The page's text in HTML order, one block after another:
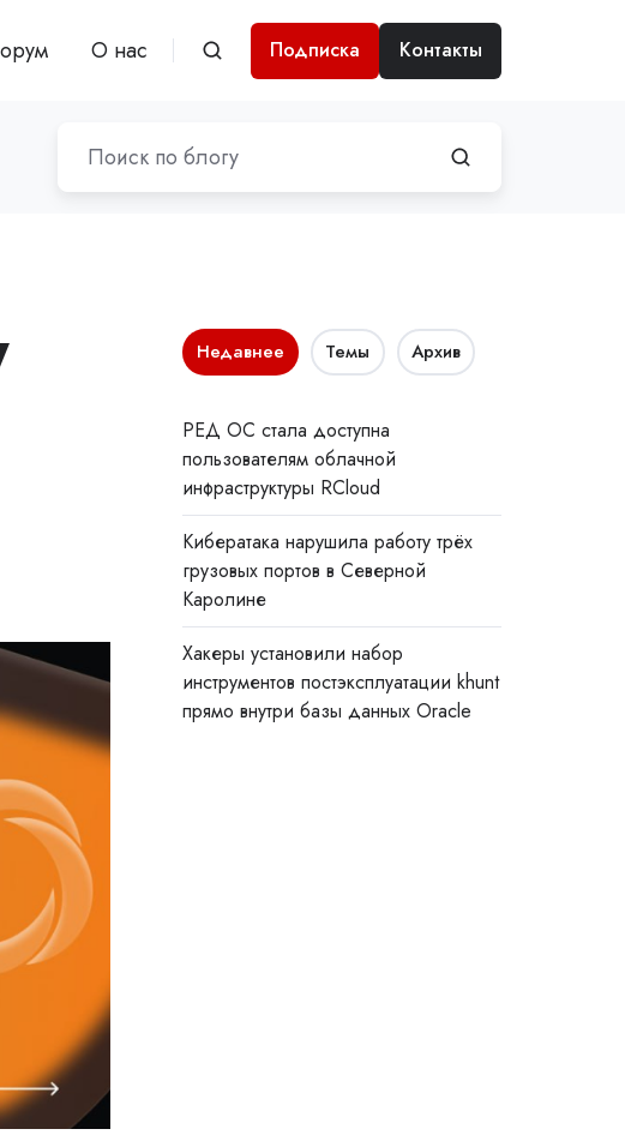
О нас Подписка Контакты
Недавнее Темы Архив
РЕД ОС стала доступна
пользователям облачной
инфраструктуры RCloud
Кибератака нарушила работу трёх
грузовых портов в Северной
Каролине
Хакеры установили набор
инструментов постэксплуатации khunt
прямо внутри базы данных Oracle